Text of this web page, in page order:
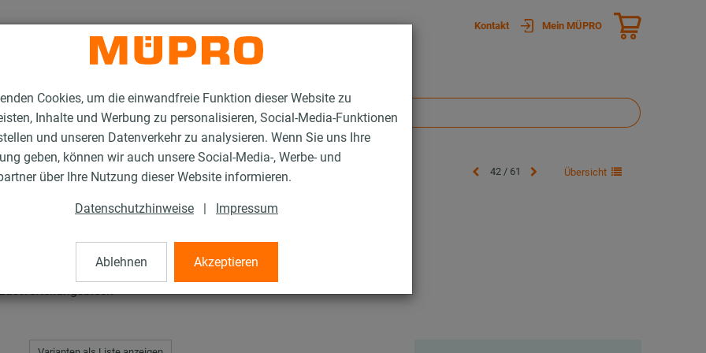
Cookies, um die einwandfreie Funktion dieser Website zu
Inhalte und Werbung zu personalisieren, Social-Media-Funktionen
und unseren Datenverkehr zu analysieren. Wenn Sie uns Ihre
geben, können wir auch unsere Social-Media-, Werbe- und
über Ihre Nutzung dieser Website informieren.
Datenschutzhinweise | Impressum
Ablehnen Akzeptieren
Kontakt Mein MÜPRO
42 / 61 Übersicht